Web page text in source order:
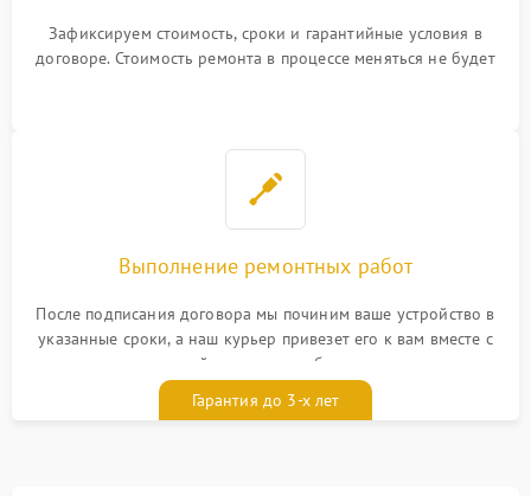
Зафиксируем стоимость, сроки и гарантийные условия в
договоре. Стоимость ремонта в процессе меняться не будет
Выполнение ремонтных работ
После подписания договора мы починим ваше устройство в
указанные сроки, а наш курьер привезет его к вам вместе с
гарантийным талоном бесплатно
Гарантия до 3-х лет